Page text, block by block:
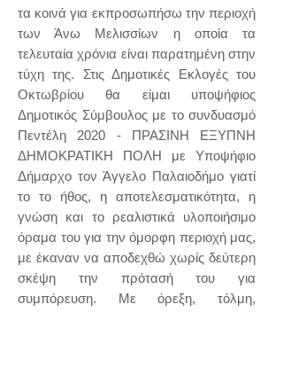
τα κοινά για εκπροσωπήσω την περιοχή
των Άνω Μελισσίων η οποία τα
τελευταία χρόνια είναι παρατημένη στην
τύχη της. Στις Δημοτικές Εκλογές του
Οκτωβρίου θα είμαι υποψήφιος
Δημοτικός Σύμβουλος με το συνδυασμό
Πεντέλη 2020 - ΠΡΑΣΙΝΗ ΕΞΥΠΝΗ
ΔΗΜΟΚΡΑΤΙΚΗ ΠΟΛΗ με Υποψήφιο
Δήμαρχο τον Άγγελο Παλαιοδήμο γιατί
το το ήθος, η αποτελεσματικότητα, η
γνώση και το ρεαλιστικά υλοποιήσιμο
όραμα του για την όμορφη περιοχή μας,
με έκαναν να αποδεχθώ χωρίς δεύτερη
σκέψη την πρότασή του για
συμπόρευση. Με όρεξη, τόλμη,